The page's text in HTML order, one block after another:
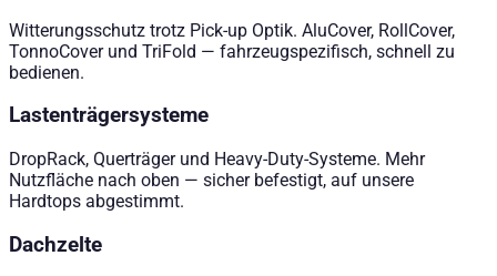
Witterungsschutz trotz Pick-up Optik. AluCover, RollCover,
TonnoCover und TriFold — fahrzeugspezifisch, schnell zu
bedienen.
Lastenträgersysteme
DropRack, Querträger und Heavy-Duty-Systeme. Mehr
Nutzfläche nach oben — sicher befestigt, auf unsere
Hardtops abgestimmt.
Dachzelte